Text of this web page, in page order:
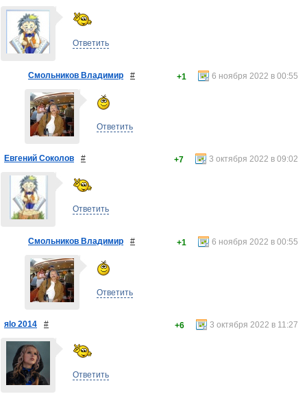
Ответить
Смольников Владимир # 6 ноября 2022 в 00:55
+1
Ответить
Евгений Соколов # 3 октября 2022 в 09:02
+7
Ответить
Смольников Владимир # 6 ноября 2022 в 00:55
+1
Ответить
яlo 2014 # 3 октября 2022 в 11:27
+6
Ответить